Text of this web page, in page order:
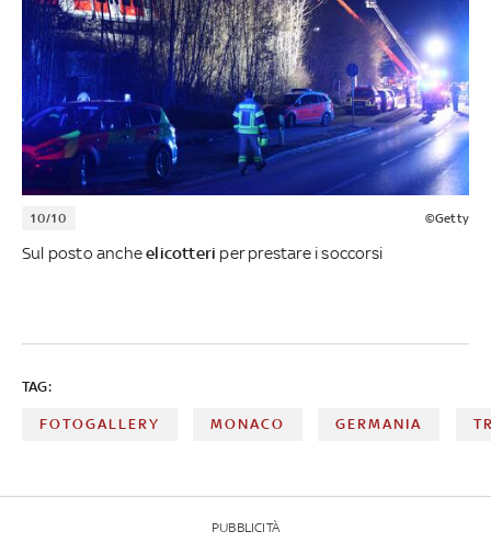
10/10 ©Getty
Sul posto ancheelicotteri per prestare i soccorsi
TAG:
FOTOGALLERY MONACO GERMANIA
PUBBLICITÀ